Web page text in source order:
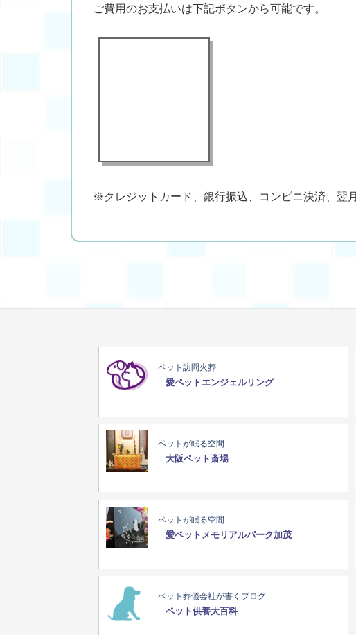
ご費用のお支払いは下記ボタンから可能です。
※クレジットカード、銀行振込、コンビニ決済、翌
ペット訪問火葬
愛ペットエンジェルリング
ペットが眠る空間
大阪ペット斎場
ペットが眠る空間
愛ペットメモリアルパーク加茂
ペット葬儀会社が書くブログ
ペット供養大百科